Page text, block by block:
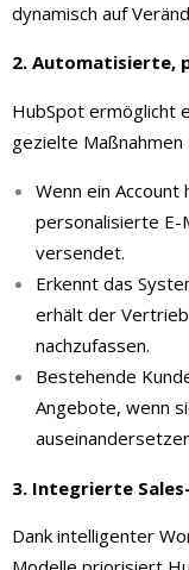
dynamisch auf
2. Automatisierte,
HubSpot ermöglicht
gezielte Maßnahmen
Wenn ein
personalisierte E-
versendet.
Erkennt das
erhält der
nachzufassen.
Bestehende
Angebote, wenn
3. Integrierte
Dank intelligenter